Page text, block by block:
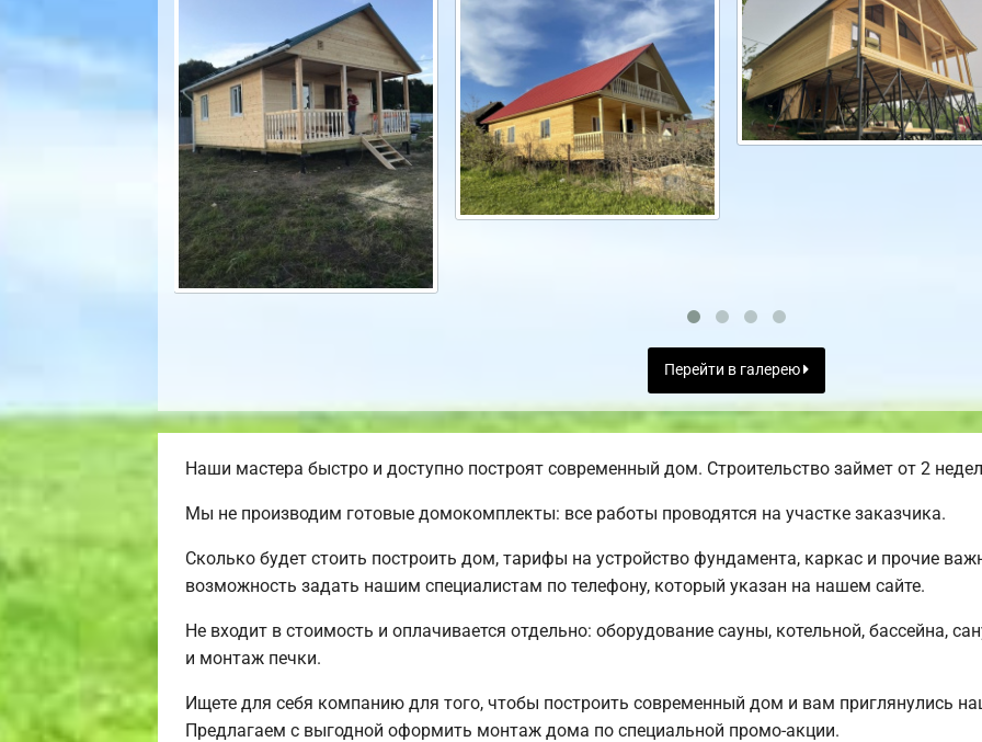
Перейти в галерею
Наши мастера быстро и доступно построят современный дом. Строительство займет от 2
Мы не производим готовые домокомплекты: все работы проводятся на участке заказчика.
Сколько будет стоить построить дом, тарифы на устройство фундамента, каркас и прочие
возможность задать нашим специалистам по телефону, который указан на нашем сайте.
Не входит в стоимость и оплачивается отдельно: оборудование сауны, котельной, бассейна,
и монтаж печки.
Ищете для себя компанию для того, чтобы построить современный дом и вам приглянулись
Предлагаем с выгодной оформить монтаж дома по специальной промо-акции.